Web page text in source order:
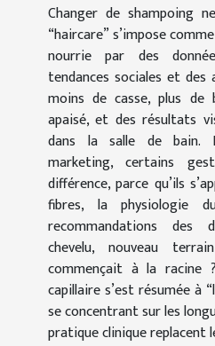
Changer de shampoing
“haircare” s’impose
nourrie par des
tendances sociales et
moins de casse, plus de
apaisé, et des résultats
dans la salle de bain.
marketing, certains
différence, parce qu’ils
fibres, la physiologie
recommandations des
chevelu, nouveau
commençait à la racine
capillaire s’est résumée à
se concentrant sur les
pratique clinique replacent